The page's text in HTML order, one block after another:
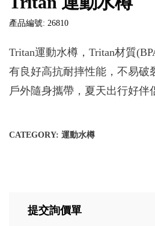
產品編號: 26810
Tritan運動水樽，Tritan材質
有良好高抗耐摔性能，不易破
戶外隨身攜帶，夏天出行好伴
CATEGORY: 運動水樽
提交詢價單